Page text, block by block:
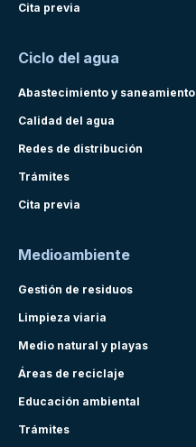
Cita previa
Ciclo del agua
Abastecimiento y saneamiento
Calidad del agua
Redes de distribución
Trámites
Cita previa
Medioambiente
Gestión de residuos
Limpieza viaria
Medio natural y playas
Áreas de reciclaje
Educación ambiental
Trámites